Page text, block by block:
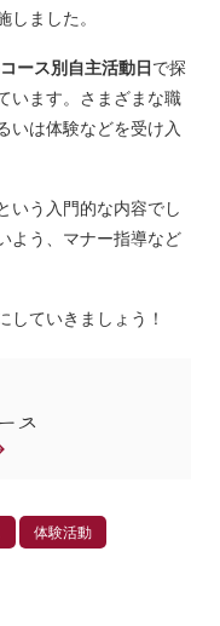
しました。
コース別自主活動日 で探
います。さまざまな職
いは体験などを受け入
いう入門的な内容でし
よう、マナー指導など
していきましょう！
ス
体験活動